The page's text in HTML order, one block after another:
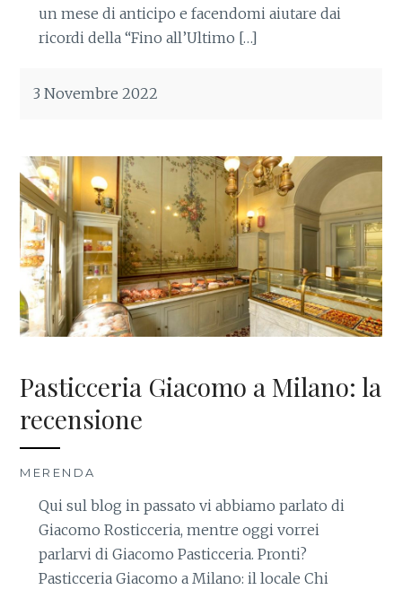
un mese di anticipo e facendomi aiutare dai
ricordi della “Fino all’Ultimo […]
3 Novembre 2022
Pasticceria Giacomo a Milano: la
recensione
MERENDA
Qui sul blog in passato vi abbiamo parlato di
Giacomo Rosticceria, mentre oggi vorrei
parlarvi di Giacomo Pasticceria. Pronti?
Pasticceria Giacomo a Milano: il locale Chi